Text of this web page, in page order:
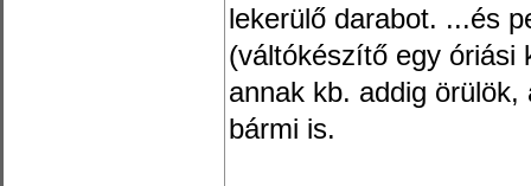
lekerülő darabot. ...és
(váltókészítő egy óriási
annak kb. addig
bármi is.